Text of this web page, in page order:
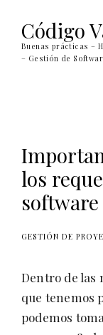
contentCódigo
Buenas prácticas –
– Gestión de
los
software
GESTIÓN DE
Dentro de las
que tenemos
podemos